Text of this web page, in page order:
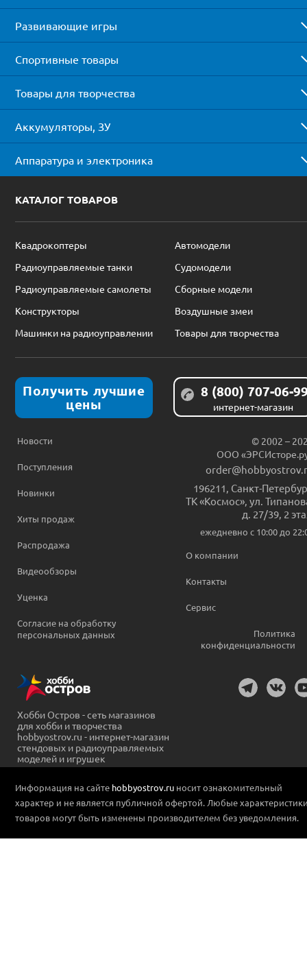
Развивающие игры
Спортивные товары
Товары для творчества
Аккумуляторы, ЗУ
Аппаратура и электроника
КАТАЛОГ ТОВАРОВ
Квадрокоптеры
Автомодели
Радиоуправляемые танки
Судомодели
Радиоуправляемые самолеты
Сборные модели
Конструкторы
Воздушные змеи
Машинки на радиоуправлении
Товары для творчества
Получить лучшие
цены
8 (800) 707-06-
интернет-магазин
Новости
Поступления
Новинки
Хиты продаж
Распродажа
Видеообзоры
Уценка
Согласие на обработку
персональных данных
© 2002 –
ООО
196211 Санкт-
ТК «Космос», ул.
д. 27/39, 2
ежедневно c 10:00 до
О компании
Контакты
Сервис
Политика
конфиденциальности
Хобби Остров - сеть магазинов
для хобби и творчества
hobbyostrov.ru - интернет-магазин
стендовых и радиоуправляемых
моделей и игрушек
Информация на сайте hobbyostrov.ru носит ознакомительный
характер и не является публичной офертой. Любые
товаров могут быть изменены производителем без уведомления.